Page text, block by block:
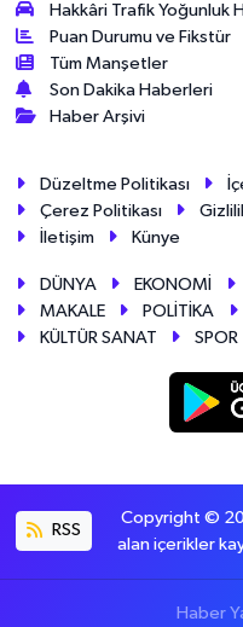
Hakkâri Trafik Yoğunluk
Puan Durumu ve Fikstür
Tüm Manşetler
Son Dakika Haberleri
Haber Arşivi
Düzeltme Politikası
Çerez Politikası
İletişim
Künye
DÜNYA EKONOMİ
MAKALE
POLİTİKA
KÜLTÜR SANAT
SPOR
RSS
Copyright ©
alan içerikler
Haber